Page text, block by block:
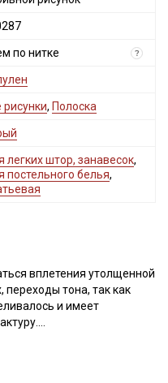
по нитке ?
рисунки, Полоска
легких штор, занавесок,
постельного белья,
вплетения утолщенной
переходы тона, так как
и имеет
при выравнивании